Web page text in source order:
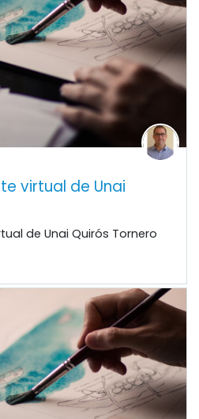
virtual de Unai
de Unai Quirós Tornero